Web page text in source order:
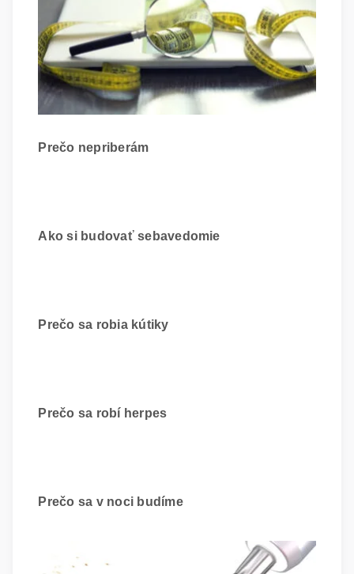
Prečo nepriberám
Ako si budovať sebavedomie
Prečo sa robia kútiky
Prečo sa robí herpes
Prečo sa v noci budíme